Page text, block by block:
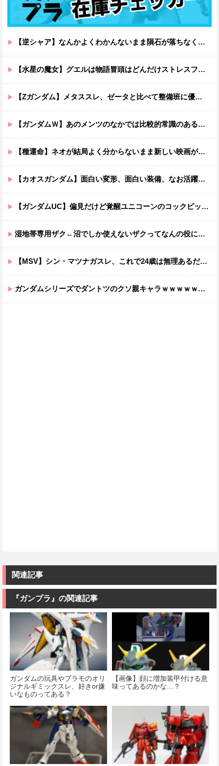
【逆シャア】なんかよくわかんないまま隕石が落ちなくていい感じに終わった作品ｗｗｗｗｗｗ
【水星の魔女】グエルは物語冒頭はどんだけストレスフルだったんだよ…ってなる
【Zガンダム】メタススレ、ゼータと比べて整備班に優しそう
【ガンダムＷ】あのメンツのなかでは比較的常識のあるほうなのがデュオだよね
【種運命】ネオが結局よく分からないまま新しい映画が終わった後ももやもやしてる
【カオスガンダム】面白い変形、面白い装備、なお活躍…
【ガンダムUC】偏見だけど覚醒ユニコーンのコックピットってエアコンの効きが強そうでいいよね
湿地帯専用ザク←沼でしか使えないザクってなんの役に立つ設定なんだ？
【MSV】シン・マツナガスレ、これで24歳は無理あるだろ…
ガンダムシリーズでダントツのクソ親キャラｗｗｗｗｗｗｗｗｗｗｗｗ
関連記事
『ガンプラ』の関連記事
ガンダムの玩具やプラモのオリ
ジナルギミックスレ、好きor嫌
いなものってある？
【画像】顔に増加装甲付ける意
味ってあるのかな…？